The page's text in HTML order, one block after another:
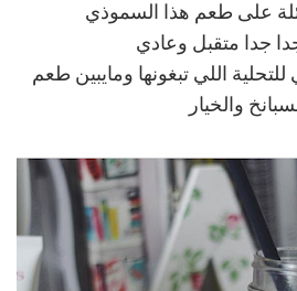
على طعم هذا السموذي
جدا متقبل وعادي
اللي تبغونها ومايبين طعم
والخيار